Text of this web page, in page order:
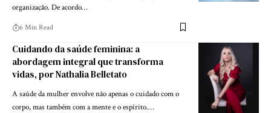
organização. De acordo…
6 Min Read
Cuidando da saúde feminina: a
abordagem integral que transforma
vidas, por Nathalia Belletato
A saúde da mulher envolve não apenas o cuidado com o
corpo, mas também com a mente e o espírito.…